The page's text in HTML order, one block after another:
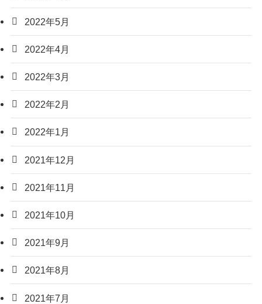
2022年5月
2022年4月
2022年3月
2022年2月
2022年1月
2021年12月
2021年11月
2021年10月
2021年9月
2021年8月
2021年7月